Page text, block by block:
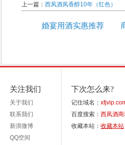
上一篇： 西凤酒凤香醇10年（红色）
婚宴用酒实惠推荐
关注我们
关于我们
联系我们
新浪微博
QQ空间
下次怎么来?
记住域名：
百度搜索： 西凤酒
收藏本站： 收藏本站